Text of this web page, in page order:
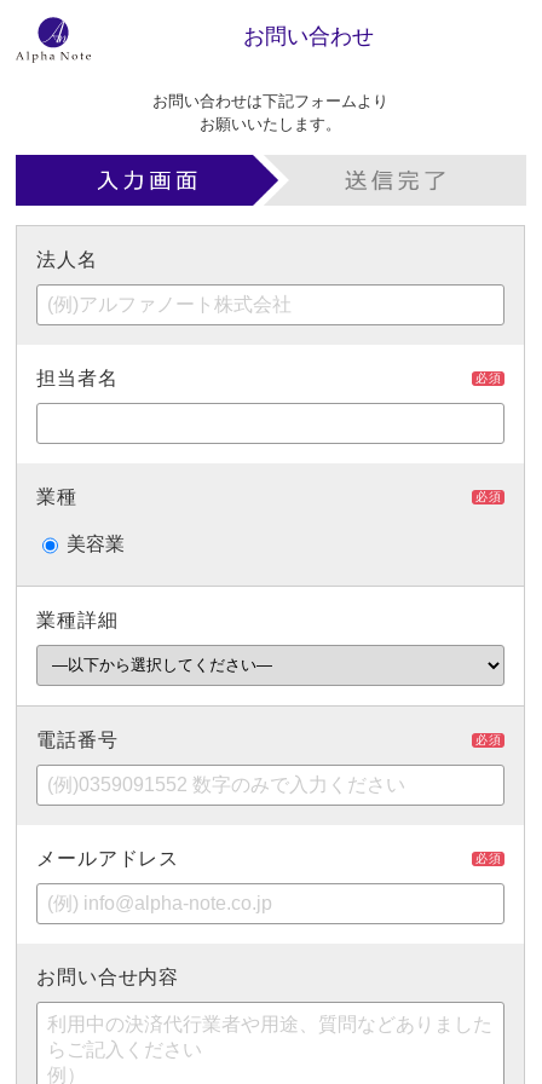
お問い合わせ
お問い合わせは下記フォームより
お願いいたします。
法人名
担当者名 必須
業種 必須
美容業
業種詳細
電話番号 必須
メールアドレス 必須
お問い合せ内容